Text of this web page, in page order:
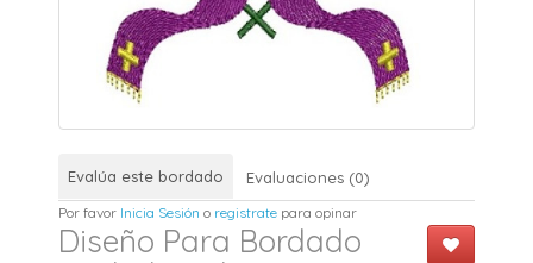
Evalúa este bordado Evaluaciones (0)
Por favor Inicia Sesión o registrate para opinar
Diseño Para Bordado